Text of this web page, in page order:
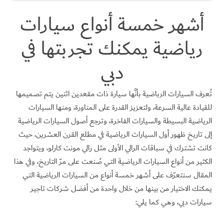
أشهر خمسة أنواع سيارات
رياضية يمكنك تجربتها في
دبي
تُعرف السيارات الرباضية بأنَّها سيارة ذات مقعدين اثنين يتم تصميمها
للقيادة عالية السرعة، ولتعزيز القدرة على المناورة، ومنها السيارات
الرياضية البسيطة والسيارات الفاخرة، وترجع أصول السيارات الرياضية
إلى تاريخ ظهور أول السيارات الرياضية في مطلع القرن العشرين، حيث
كانت تشترك في سباقات الرالي الأولى مثل رالي مونت كارلو، ويتواجد
الكثير من أنواع السيارات الرياضية التي صُنعت على مرّ التاريخ، وفي هذا
المقال سنتعرّف على أشهر خمسة أنواع من السيارات الرياضية التي
يمكنك الاختيار من بينها من خلال واحدة من أفضل شركات تاجير
سيارات دبي، وهي كما يلي: